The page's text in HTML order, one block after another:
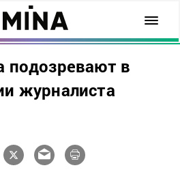
подозревают в
журналиста